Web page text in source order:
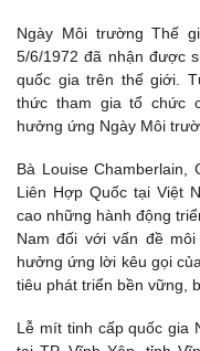
Ngày Môi trường Thế
5/6/1972 đã nhận được
quốc gia trên thế giới.
thức tham gia tổ chức
hưởng ứng Ngày Môi
Bà Louise Chamberlain,
Liên Hợp Quốc tại Việt
cao những hành động
Nam đối với vấn đề
hưởng ứng lời kêu gọi
tiêu phát triển bền vững,
Lễ mít tinh cấp quốc gia